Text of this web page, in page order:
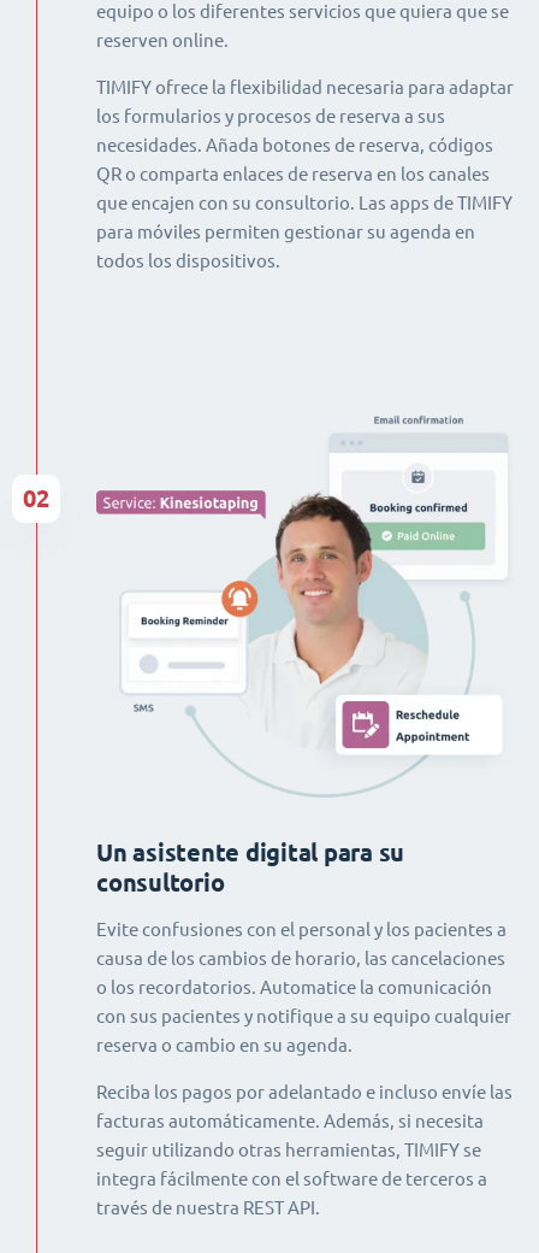
equipo o los diferentes servicios que quiera que se
reserven online.
TIMIFY ofrece la flexibilidad necesaria para adaptar
los formularios y procesos de reserva a sus
necesidades. Añada botones de reserva, códigos
QR o comparta enlaces de reserva en los canales
que encajen con su consultorio. Las apps de TIMIFY
para móviles permiten gestionar su agenda en
todos los dispositivos.
Un asistente digital para su
consultorio
Evite confusiones con el personal y los pacientes a
causa de los cambios de horario, las cancelaciones
o los recordatorios. Automatice la comunicación
con sus pacientes y notifique a su equipo cualquier
reserva o cambio en su agenda.
Reciba los pagos por adelantado e incluso envíe las
facturas automáticamente. Además, si necesita
seguir utilizando otras herramientas, TIMIFY se
integra fácilmente con el software de terceros a
través de nuestra REST API.
02